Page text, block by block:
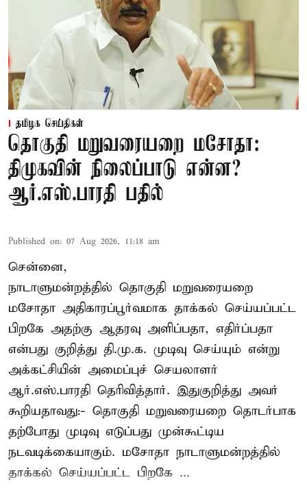
தமிழக செய்திகள்
தொகுதி மறுவரையறை மசோதா:
திமுகவின் நிலைப்பாடு என்ன?
ஆர்.எஸ்.பாரதி பதில்
Published on: 07 Aug 2026, 11:18 am
சென்னை,
நாடாளுமன்றத்தில் தொகுதி மறுவரையறை
மசோதா அதிகாரப்பூர்வமாக தாக்கல் செய்யப்பட்ட
பிறகே அதற்கு ஆதரவு அளிப்பதா, எதிர்ப்பதா
என்பது குறித்து தி.மு.க. முடிவு செய்யும் என்று
அக்கட்சியின் அமைப்புச் செயலாளர்
ஆர்.எஸ்.பாரதி தெரிவித்தார். இதுகுறித்து அவர்
கூறியதாவது:- தொகுதி மறுவரையறை தொடர்பாக
தற்போது முடிவு எடுப்பது முன்கூட்டிய
நடவடிக்கையாகும். மசோதா நாடாளுமன்றத்தில்
தாக்கல் செய்யப்பட்ட பிறகே ...